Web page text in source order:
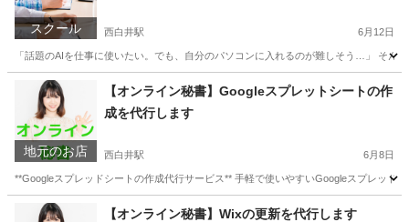
スクール 西白井駅 6月12日
「話題のAIを仕事に使いたい。でも、自分のパソコンに入れるのが難しそう…」 そ
千葉 西白井駅 プログラミング オンライン
地元のお店
【オンライン秘書】Googleスプレットシートの作
成を代行します
西白井駅 6月8日
**Googleスプレッドシートの作成代行サービス** 手軽で使いやすいGoogleスプレッ
千葉 西白井駅 パソコン修理 お客様
【オンライン秘書】Wixの更新を代行します